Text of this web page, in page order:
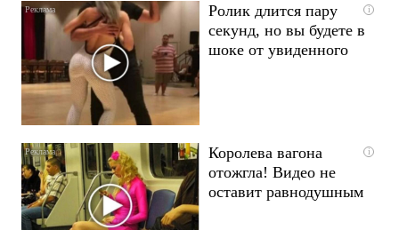
i
Ролик длится пару
секунд, но вы будете в
шоке от увиденного
i
Королева вагона
отожгла! Видео не
оставит равнодушным